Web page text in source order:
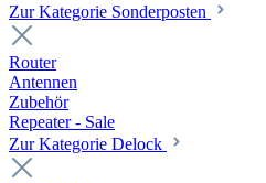
Zur Kategorie Sonderposten
Router
Antennen
Zubehör
Repeater - Sale
Zur Kategorie Delock